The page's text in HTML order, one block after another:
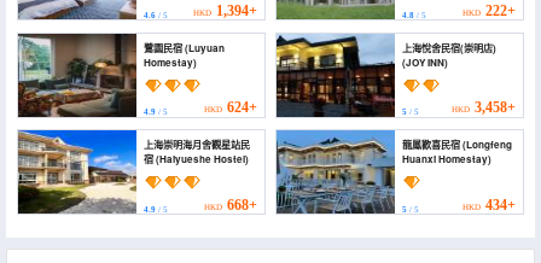
4.6 / 5 HKD 1,394+ 4.8/ 5 HKD 222+
鷺園民宿 (Luyuan
Homestay)
4.9 / 5 HKD 624+
上海悅舍民宿(崇明店)
(JOY INN)
5/ 5 HKD 3,458+
上海崇明海月舍觀星站民
宿 (Haiyueshe Hostel)
4.9 / 5 HKD 668+
龍鳳歡喜民宿 (Longfeng
Huanxi Homestay)
5/ 5 HKD 434+